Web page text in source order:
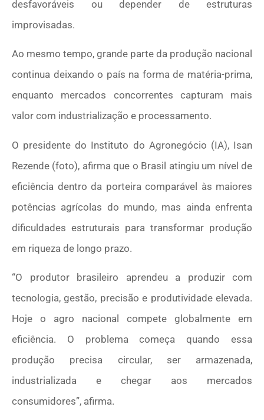
desfavoráveis ou depender de estruturas
improvisadas.
Ao mesmo tempo, grande parte da produção nacional
continua deixando o país na forma de matéria-prima,
enquanto mercados concorrentes capturam mais
valor com industrialização e processamento.
O presidente do Instituto do Agronegócio (IA), Isan
Rezende (foto), afirma que o Brasil atingiu um nível de
eficiência dentro da porteira comparável às maiores
potências agrícolas do mundo, mas ainda enfrenta
dificuldades estruturais para transformar produção
em riqueza de longo prazo.
“O produtor brasileiro aprendeu a produzir com
tecnologia, gestão, precisão e produtividade elevada.
Hoje o agro nacional compete globalmente em
eficiência. O problema começa quando essa
produção precisa circular, ser armazenada,
industrializada e chegar aos mercados
consumidores”, afirma.